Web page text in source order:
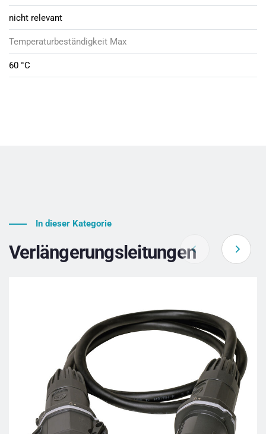
nicht relevant
Temperaturbeständigkeit Max
60 °C
In dieser Kategorie
Verlängerungsleitungen